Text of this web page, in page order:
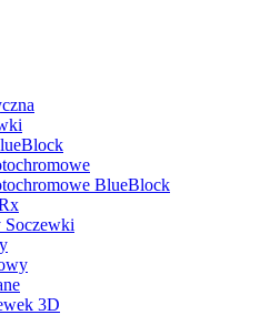
BlueBlock
Soczewki
3D